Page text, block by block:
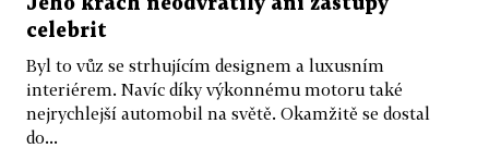
celebrit
Byl to vůz se strhujícím designem a luxusním
interiérem. Navíc díky výkonnému motoru také
nejrychlejší automobil na světě. Okamžitě se dostal
do...